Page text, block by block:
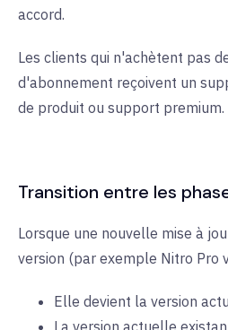
accord.
Les clients qui n'achètent pas
d'abonnement reçoivent un
de produit ou support premium.
Transition entre les
Lorsque une nouvelle mise à
version (par exemple Nitro Pro
Elle devient la version